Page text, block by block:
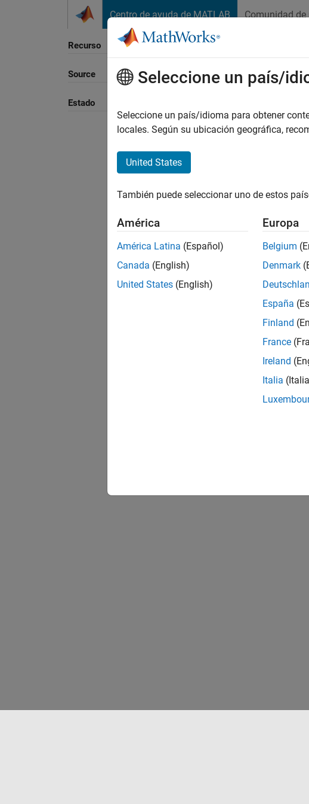
Centro de ayuda de MATLAB Comunidad
Recurso
Source
Estado
Ordenar por
Seleccione un país/
Seleccione un país/idioma para obtener
locales. Según su ubicación geográfica,
United States
También puede seleccionar uno de estos
América
América Latina (Español)
Canada (English)
United States (English)
Europa
Belgium
Denmark
España
Finland
France
Ireland
Italia